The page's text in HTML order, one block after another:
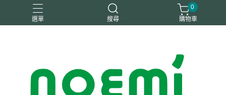
選單 搜尋
0
購物車